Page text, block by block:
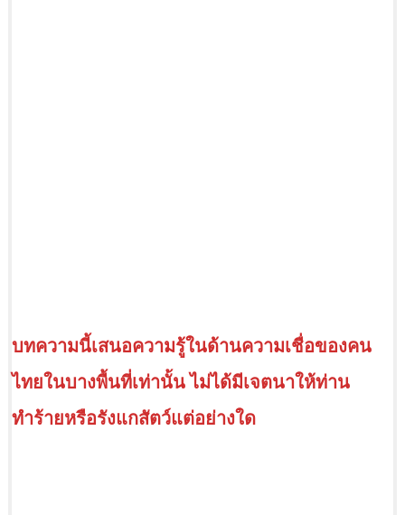
บทความนี้เสนอความรู้ในด้านความเชื่อของคน
ไทยในบางพื้นที่เท่านั้น ไม่ได้มีเจตนาให้ท่าน
ทำร้ายหรือรังแกสัตว์แต่อย่างใด